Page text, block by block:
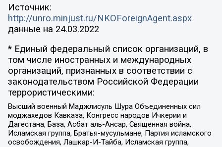
Источник:
http://unro.minjust.ru/NKOForeignAgent.aspx
данные на 24.03.2022
* Единый федеральный список организаций, в
том числе иностранных и международных
организаций, признанных в соответствии с
законодательством Российской Федерации
террористическими:
Высший военный Маджлисуль Шура Объединенных сил
моджахедов Кавказа, Конгресс народов Ичкерии и
Дагестана, База, Асбат аль-Ансар, Священная война,
Исламская группа, Братья-мусульмане, Партия исламского
освобождения, Лашкар-И-Тайба, Исламская группа,